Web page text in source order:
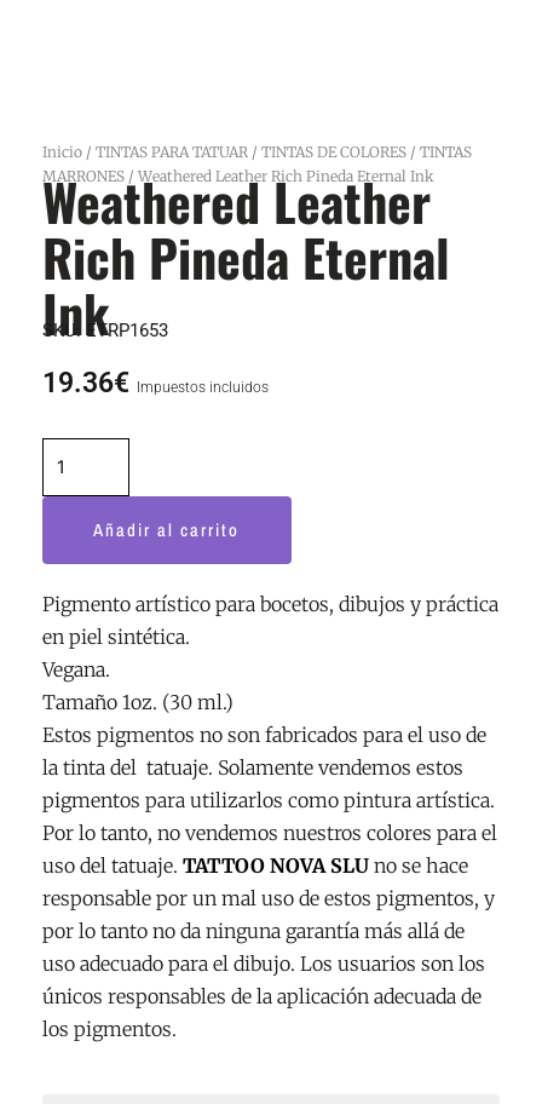
Inicio / TINTAS PARA TATUAR / TINTAS DE COLORES / TINTAS
MARRONES / Weathered Leather Rich Pineda Eternal Ink
Weathered Leather
Rich Pineda Eternal
Ink
SKU:ETRP1653
19.36€ Impuestos incluidos
Leather
Pineda
Eternal
Ink
cantidad
Añadir al carrito
Pigmento artístico para bocetos, dibujos y práctica
en piel sintética.
Vegana.
Tamaño 1oz. (30 ml.)
Estos pigmentos no son fabricados para el uso de
la tinta del tatuaje. Solamente vendemos estos
pigmentos para utilizarlos como pintura artística.
Por lo tanto, no vendemos nuestros colores para el
uso del tatuaje. TATTOO NOVA SLU no se hace
responsable por un mal uso de estos pigmentos, y
por lo tanto no da ninguna garantía más allá de
uso adecuado para el dibujo. Los usuarios son los
únicos responsables de la aplicación adecuada de
los pigmentos.